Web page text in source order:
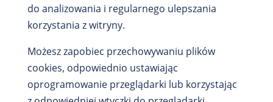
do analizowania i regularnego ulepszania
korzystania z witryny.
Możesz zapobiec przechowywaniu plików
cookies, odpowiednio ustawiając
oprogramowanie przeglądarki lub korzystając